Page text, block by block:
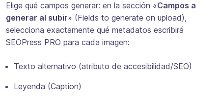
Elige qué campos generar: en la sección «Campos a
generar al subir» (Fields to generate on upload),
selecciona exactamente qué metadatos escribirá
SEOPress PRO para cada imagen:
Texto alternativo (atributo de accesibilidad/SEO)
Leyenda (Caption)